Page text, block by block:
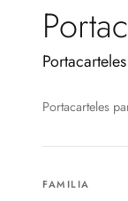
Portacarteles
FAMILIA